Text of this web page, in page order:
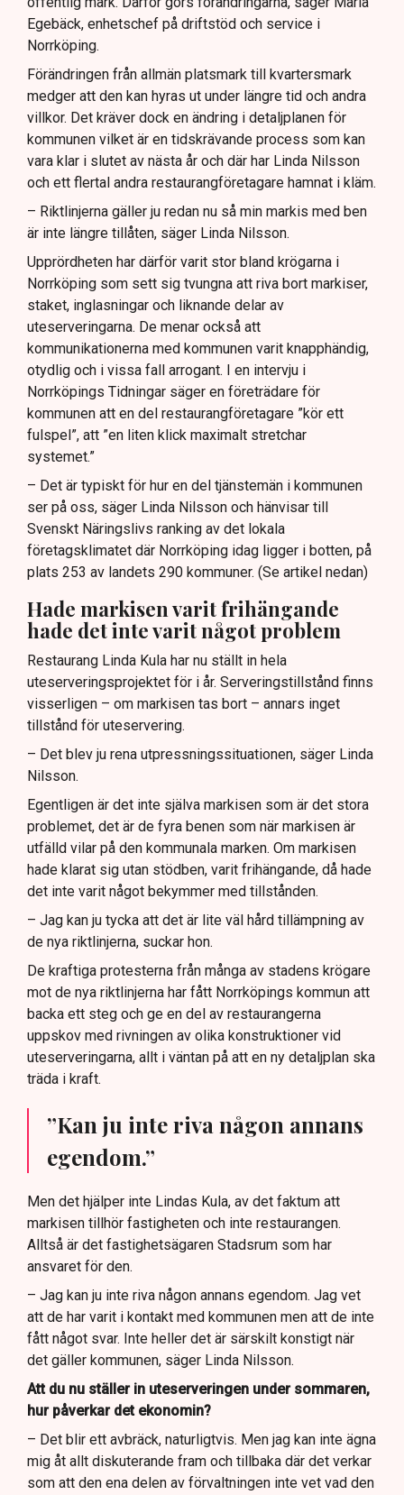
Egebäck, enhetschef på driftstöd och service i
Norrköping.
Förändringen från allmän platsmark till kvartersmark
medger att den kan hyras ut under längre tid och andra
villkor. Det kräver dock en ändring i detaljplanen för
kommunen vilket är en tidskrävande process som kan
vara klar i slutet av nästa år och där har Linda Nilsson
och ett flertal andra restaurangföretagare hamnat i kläm.
– Riktlinjerna gäller ju redan nu så min markis med ben
är inte längre tillåten, säger Linda Nilsson.
Upprördheten har därför varit stor bland krögarna i
Norrköping som sett sig tvungna att riva bort markiser,
staket, inglasningar och liknande delar av
uteserveringarna. De menar också att
kommunikationerna med kommunen varit knapphändig,
otydlig och i vissa fall arrogant. I en intervju i
Norrköpings Tidningar säger en företrädare för
kommunen att en del restaurangföretagare ”kör ett
fulspel”, att ”en liten klick maximalt stretchar
systemet.”
– Det är typiskt för hur en del tjänstemän i kommunen
ser på oss, säger Linda Nilsson och hänvisar till
Svenskt Näringslivs ranking av det lokala
företagsklimatet där Norrköping idag ligger i botten, på
plats 253 av landets 290 kommuner. (Se artikel nedan)
Hade markisen varit frihängande
hade det inte varit något problem
Restaurang Linda Kula har nu ställt in hela
uteserveringsprojektet för i år. Serveringstillstånd finns
visserligen – om markisen tas bort – annars inget
tillstånd för uteservering.
– Det blev ju rena utpressningssituationen, säger Linda
Nilsson.
Egentligen är det inte själva markisen som är det stora
problemet, det är de fyra benen som när markisen är
utfälld vilar på den kommunala marken. Om markisen
hade klarat sig utan stödben, varit frihängande, då hade
det inte varit något bekymmer med tillstånden.
– Jag kan ju tycka att det är lite väl hård tillämpning av
de nya riktlinjerna, suckar hon.
De kraftiga protesterna från många av stadens krögare
mot de nya riktlinjerna har fått Norrköpings kommun att
backa ett steg och ge en del av restaurangerna
uppskov med rivningen av olika konstruktioner vid
uteserveringarna, allt i väntan på att en ny detaljplan ska
träda i kraft.
”Kan ju inte riva någon annans
egendom.”
Men det hjälper inte Lindas Kula, av det faktum att
markisen tillhör fastigheten och inte restaurangen.
Alltså är det fastighetsägaren Stadsrum som har
ansvaret för den.
– Jag kan ju inte riva någon annans egendom. Jag vet
att de har varit i kontakt med kommunen men att de inte
fått något svar. Inte heller det är särskilt konstigt när
det gäller kommunen, säger Linda Nilsson.
Att du nu ställer in uteserveringen under sommaren,
hur påverkar det ekonomin?
– Det blir ett avbräck, naturligtvis. Men jag kan inte ägna
mig åt allt diskuterande fram och tillbaka där det verkar
som att den ena delen av förvaltningen inte vet vad den